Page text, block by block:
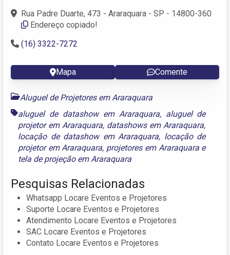
Rua Padre Duarte, 473 - Araraquara - SP - 14800-360
Endereço copiado!
(16) 3322-7272
Mapa Comente
Aluguel de Projetores em Araraquara
aluguel de datashow em Araraquara, aluguel de
projetor em Araraquara, datashows em Araraquara,
locação de datashow em Araraquara, locação de
projetor em Araraquara, projetores em Araraquarae
tela de projeção em Araraquara
Pesquisas Relacionadas
Whatsapp Locare Eventos e Projetores
Suporte Locare Eventos e Projetores
Atendimento Locare Eventos e Projetores
SAC Locare Eventos e Projetores
Contato Locare Eventos e Projetores